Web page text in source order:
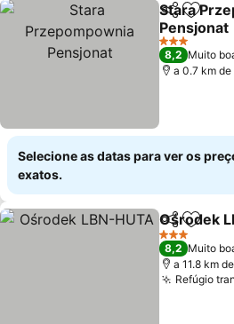
Partilhar
Stara
Pensjonat
Ver preços
3 Estrelas
8,2 Muito
a 0.7 km
Selecione as datas para ver os
exatos.
Partilhar
Ośrodek
3 Estrelas
8,2 Muito
a 11.8 km
Refúgio